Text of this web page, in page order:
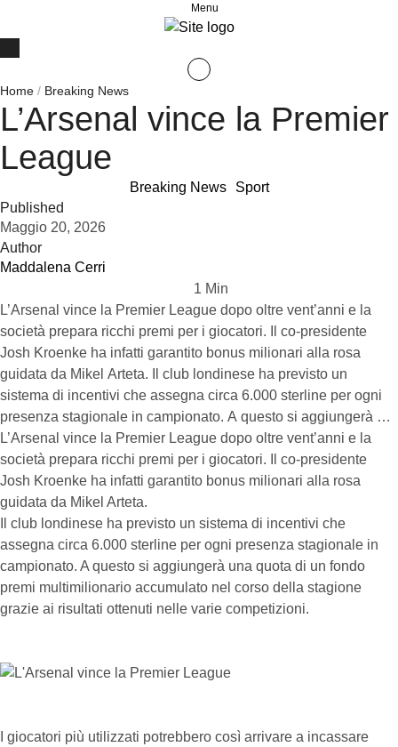
Menu
Home / Breaking News
L’Arsenal vince la Premier
League
Breaking News
Sport
Published
Maggio 20, 2026
Author
Maddalena Cerri
1 Min
L’Arsenal vince la Premier League dopo oltre vent’anni e la
società prepara ricchi premi per i giocatori. Il co-presidente
Josh Kroenke ha infatti garantito bonus milionari alla rosa
guidata da Mikel Arteta. Il club londinese ha previsto un
sistema di incentivi che assegna circa 6.000 sterline per ogni
presenza stagionale in campionato. A questo si aggiungerà …
L’Arsenal vince la Premier League dopo oltre vent’anni e la
società prepara ricchi premi per i giocatori. Il co-presidente
Josh Kroenke ha infatti garantito bonus milionari alla rosa
guidata da Mikel Arteta.
Il club londinese ha previsto un sistema di incentivi che
assegna circa 6.000 sterline per ogni presenza stagionale in
campionato. A questo si aggiungerà una quota di un fondo
premi multimilionario accumulato nel corso della stagione
grazie ai risultati ottenuti nelle varie competizioni.
I giocatori più utilizzati potrebbero così arrivare a incassare